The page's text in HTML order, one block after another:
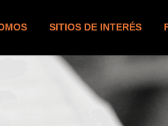
SITIOS DE INTERÉS